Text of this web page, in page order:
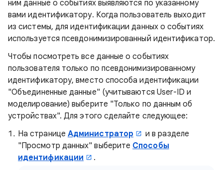
ним данные о событиях выявляются по указанному
вами идентификатору. Когда пользователь выходит
из системы, для идентификации данных о событиях
используется псевдонимизированный идентификатор.
Чтобы посмотреть все данные о событиях
пользователя только по псевдонимизированному
идентификатору, вместо способа идентификации
"Объединенные данные" (учитываются User-ID и
моделирование) выберите "Только по данным об
устройствах". Для этого сделайте следующее:
На странице Администратор
и в разделе
"Просмотр данных" выберите Способы
идентификации
.